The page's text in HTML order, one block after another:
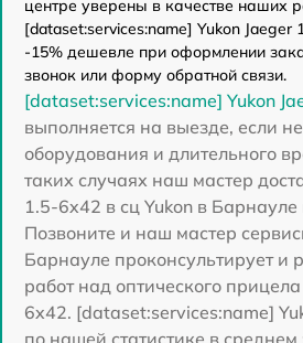
центре уверены в качестве наших
[dataset:services:name] Yukon Jaeger
-15% дешевле при оформлении
звонок или форму обратной связи.
[dataset:services:name] Yukon
выполняется на выезде, если
оборудования и длительного
таких случаях наш мастер
1.5-6x42 в сц Yukon в Барнауле
Позвоните и наш мастер
Барнауле проконсультирует и
работ над оптического
6x42. [dataset:services:name]